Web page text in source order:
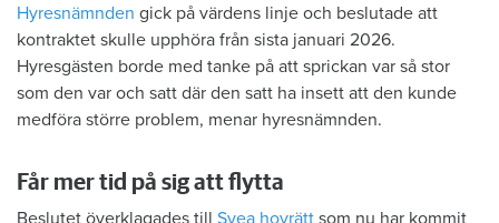
Hyresnämnden gick på värdens linje och beslutade att
kontraktet skulle upphöra från sista januari 2026.
Hyresgästen borde med tanke på att sprickan var så stor
som den var och satt där den satt ha insett att den kunde
medföra större problem, menar hyresnämnden.
Får mer tid på sig att flytta
Beslutet överklagades till Svea hovrätt som nu har kommit